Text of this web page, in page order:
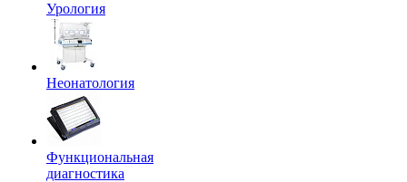
Урология
Неонатология
Функциональная
диагностика